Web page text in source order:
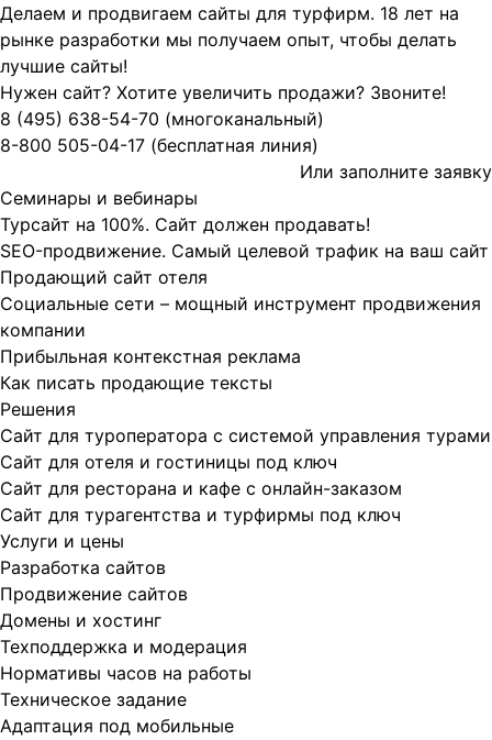
Делаем и продвигаем сайты для турфирм. 18 лет на
рынке разработки мы получаем опыт, чтобы делать
лучшие сайты!
Нужен сайт? Хотите увеличить продажи? Звоните!
8 (495) 638-54-70 (многоканальный)
8-800 505-04-17 (бесплатная линия)
Или заполните заявку
Семинары и вебинары
Турсайт на 100%. Сайт должен продавать!
SEO-продвижение. Самый целевой трафик на ваш сайт
Продающий сайт отеля
Социальные сети – мощный инструмент продвижения
компании
Прибыльная контекстная реклама
Как писать продающие тексты
Решения
Сайт для туроператора с системой управления турами
Сайт для отеля и гостиницы под ключ
Сайт для ресторана и кафе с онлайн-заказом
Сайт для турагентства и турфирмы под ключ
Услуги и цены
Разработка сайтов
Продвижение сайтов
Домены и хостинг
Техподдержка и модерация
Нормативы часов на работы
Техническое задание
Адаптация под мобильные